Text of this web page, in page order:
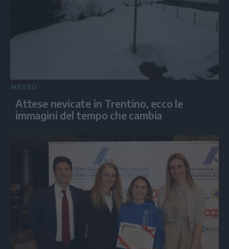
METEO
Attese nevicate in Trentino, ecco le
immagini del tempo che cambia